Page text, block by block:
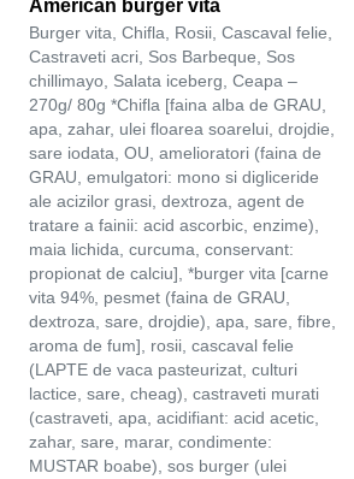
American burger vită
Burger vita, Chifla, Rosii, Cascaval felie,
Castraveti acri, Sos Barbeque, Sos
chillimayo, Salata iceberg, Ceapa –
270g/ 80g *Chifla [faina alba de GRAU,
apa, zahar, ulei floarea soarelui, drojdie,
sare iodata, OU, amelioratori (faina de
GRAU, emulgatori: mono si digliceride
ale acizilor grasi, dextroza, agent de
tratare a fainii: acid ascorbic, enzime),
maia lichida, curcuma, conservant:
propionat de calciu], *burger vita [carne
vita 94%, pesmet (faina de GRAU,
dextroza, sare, drojdie), apa, sare, fibre,
aroma de fum], rosii, cascaval felie
(LAPTE de vaca pasteurizat, culturi
lactice, sare, cheag), castraveti murati
(castraveti, apa, acidifiant: acid acetic,
zahar, sare, marar, condimente:
MUSTAR boabe), sos burger (ulei